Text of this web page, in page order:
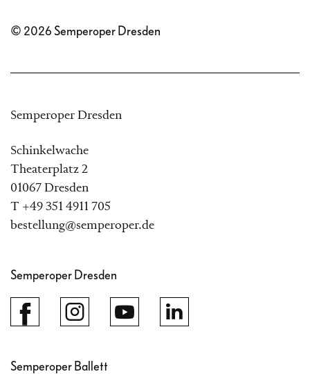
© 2026 Semperoper Dresden
Semperoper Dresden
Schinkelwache
Theaterplatz 2
01067 Dresden
T +49 351 4911 705
bestellung@semperoper.de
Semperoper Dresden
Semperoper Ballett